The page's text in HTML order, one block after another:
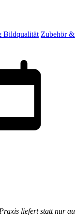
Bildqualität Zubehör
liefert statt nur